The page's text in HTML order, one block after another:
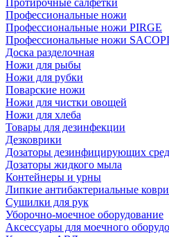
Протирочные салфетки
Профессиональные ножи
Профессиональные ножи PIRGE
Профессиональные ножи
Доска разделочная
Ножи для рыбы
Ножи для рубки
Поварские ножи
Ножи для чистки овощей
Ножи для хлеба
Товары для дезинфекции
Дезковрики
Дозаторы дезинфицирующих
Дозаторы жидкого мыла
Контейнеры и урны
Липкие антибактериальные
Сушилки для рук
Уборочно-моечное оборудование
Аксессуары для моечного